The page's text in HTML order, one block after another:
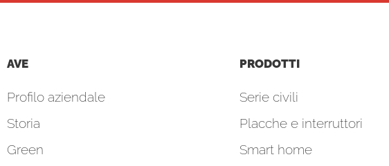
AVE
Profilo aziendale
Storia
Green
PRODOTTI
Serie civili
Placche e interruttori
Smart home